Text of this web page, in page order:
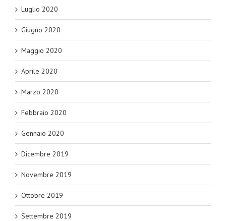
Luglio 2020
Giugno 2020
Maggio 2020
Aprile 2020
Marzo 2020
Febbraio 2020
Gennaio 2020
Dicembre 2019
Novembre 2019
Ottobre 2019
Settembre 2019